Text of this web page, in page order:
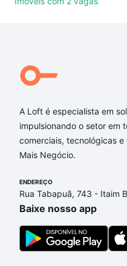
comodidades, como
Qual o preço de
Salgado Filho, Belo
Aqui na Loft temos a
Imóveis com 4 quartos
Belo Horizonte, MG
com nossas opções de
ainda tem alguma
processo de compra,
custa comprar um
gente para comprar o
segurança e conforto.
A Loft é especialista em
impulsionando o setor em
comerciais, tecnológicas
Mais Negócio.
ENDEREÇO
Rua Tabapuã, 743 - Itaim
Baixe nosso app